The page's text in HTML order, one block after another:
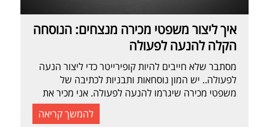
איך ליצור משפטי מכירה מנצחים: הנוסחה
הקלה להנעה לפעולה
מסתבר שלא חייבים להיות קופירייטר כדי ליצור הנעה
לפעולה.. יש המון נוסחאות ותבניות לכתיבה של
משפטי מכירה שיגרמו להנעה לפעולה. אני מכיר את
כולן וניסיתי את רובן בווריאציות שונות לקהלים שונים,
עם מסרים שונים ולמטרות שונות. אבל אם הייתי צריך
להמשך קריאה